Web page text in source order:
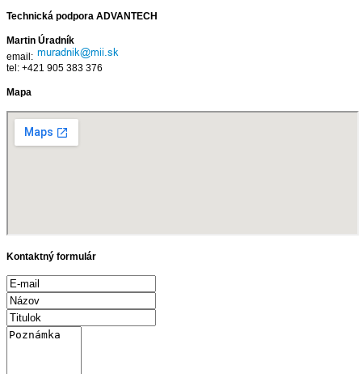
Technická podpora ADVANTECH
Martin Úradník
email:
tel: +421 905 383 376
Mapa
Kontaktný formulár